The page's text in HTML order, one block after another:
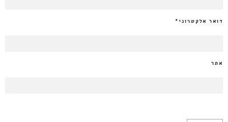
דואר אלקטרוני *
אתר